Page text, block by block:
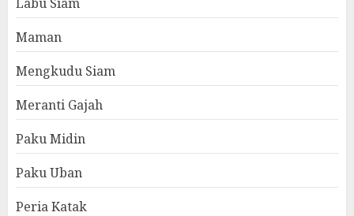
Maman
Mengkudu Siam
Meranti Gajah
Paku Midin
Paku Uban
Peria Katak